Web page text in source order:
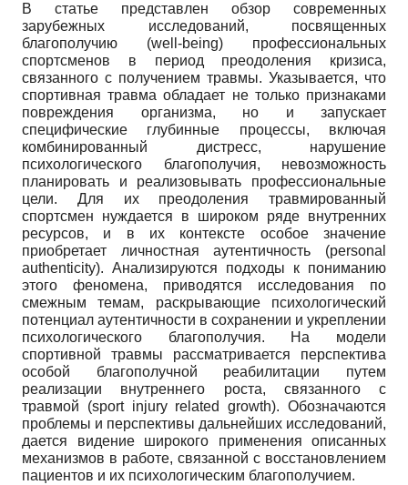
В статье представлен обзор современных
зарубежных исследований, посвященных
благополучию (well-being) профессиональных
спортсменов в период преодоления кризиса,
связанного с получением травмы. Указывается, что
спортивная травма обладает не только признаками
повреждения организма, но и запускает
специфические глубинные процессы, включая
комбинированный дистресс, нарушение
психологического благополучия, невозможность
планировать и реализовывать профессиональные
цели. Для их преодоления травмированный
спортсмен нуждается в широком ряде внутренних
ресурсов, и в их контексте особое значение
приобретает личностная аутентичность (personal
authenticity). Анализируются подходы к пониманию
этого феномена, приводятся исследования по
смежным темам, раскрывающие психологический
потенциал аутентичности в сохранении и укреплении
психологического благополучия. На модели
спортивной травмы рассматривается перспектива
особой благополучной реабилитации путем
реализации внутреннего роста, связанного с
травмой (sport injury related growth). Обозначаются
проблемы и перспективы дальнейших исследований,
дается видение широкого применения описанных
механизмов в работе, связанной с восстановлением
пациентов и их психологическим благополучием.